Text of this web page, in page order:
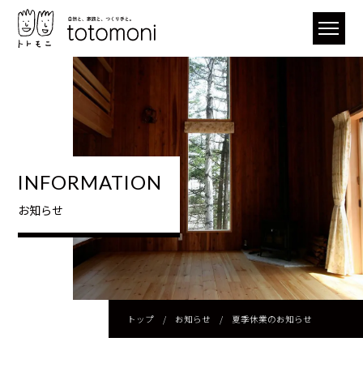
INFORMATION
お知らせ
トップ/ お知らせ / 夏季休業のお知らせ